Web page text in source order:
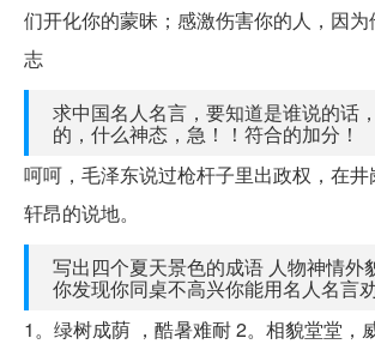
们开化你的蒙昧；感激伤害你的人，因
志
求中国名人名言，要知道是谁说的话
的，什么神态，急！！符合的加分！
呵呵，毛泽东说过枪杆子里出政权，在
轩昂的说地。
写出四个夏天景色的成语 人物神情外
你发现你同桌不高兴你能用名人名言
1。绿树成荫 ，酷暑难耐 2。相貌堂堂，